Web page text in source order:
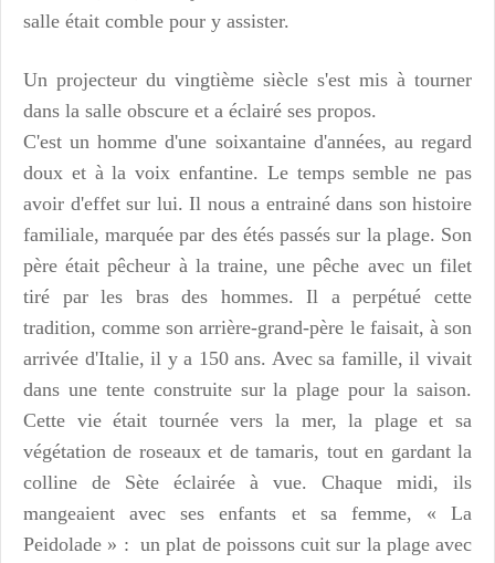
salle était comble pour y assister.
Un projecteur du vingtième siècle s'est mis à tourner
dans la salle obscure et a éclairé ses propos.
C'est un homme d'une soixantaine d'années, au regard
doux et à la voix enfantine. Le temps semble ne pas
avoir d'effet sur lui. Il nous a entrainé dans son histoire
familiale, marquée par des étés passés sur la plage. Son
père était pêcheur à la traine, une pêche avec un filet
tiré par les bras des hommes. Il a perpétué cette
tradition, comme son arrière-grand-père le faisait, à son
arrivée d'Italie, il y a 150 ans. Avec sa famille, il vivait
dans une tente construite sur la plage pour la saison.
Cette vie était tournée vers la mer, la plage et sa
végétation de roseaux et de tamaris, tout en gardant la
colline de Sète éclairée à vue. Chaque midi, ils
mangeaient avec ses enfants et sa femme, « La
Peidolade » : un plat de poissons cuit sur la plage avec